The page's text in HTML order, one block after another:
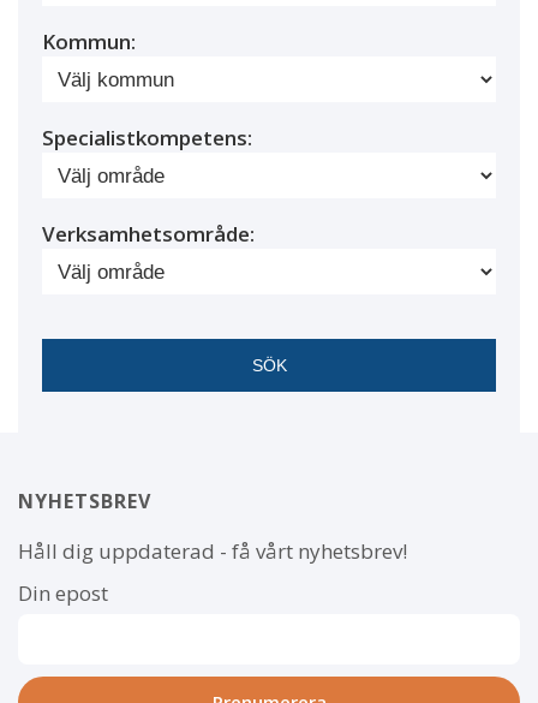
Kommun:
Specialistkompetens:
Verksamhetsområde:
NYHETSBREV
Håll dig uppdaterad - få vårt nyhetsbrev!
Din epost